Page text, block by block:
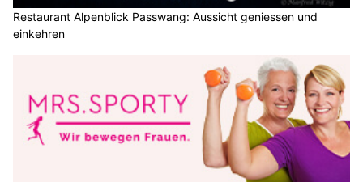
Restaurant Alpenblick Passwang: Aussicht geniessen und
einkehren